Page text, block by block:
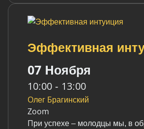
Эффективная
07 Ноября
10:00 - 13:00
Олег Брагинский
Zoom
При успехе – молодцы мы, в
Эффективная
07 Ноября
10:00 - 13:00
Олег Брагинский
Zoom
При успехе – молодцы мы, в